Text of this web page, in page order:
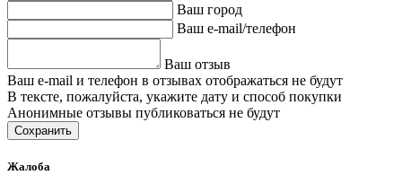
Ваш город
Ваш e-mail/телефон
Ваш отзыв
Ваш e-mail и телефон в отзывах отображаться не будут
В тексте, пожалуйста, укажите дату и способ покупки
Анонимные отзывы публиковаться не будут
Сохранить
Жалоба